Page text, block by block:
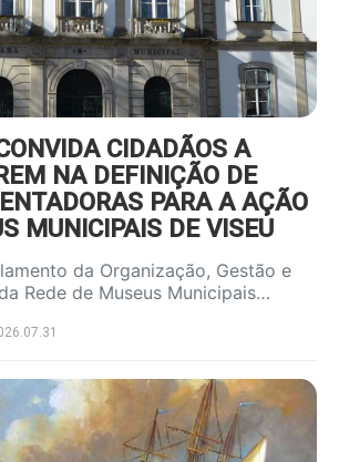
CIDADÃOS A
NA DEFINIÇÃO DE
PARA A AÇÃO
MUNICIPAIS DE VISEU
da Organização, Gestão e
Rede de Museus Municipais…
wp-
2026/07/nau-